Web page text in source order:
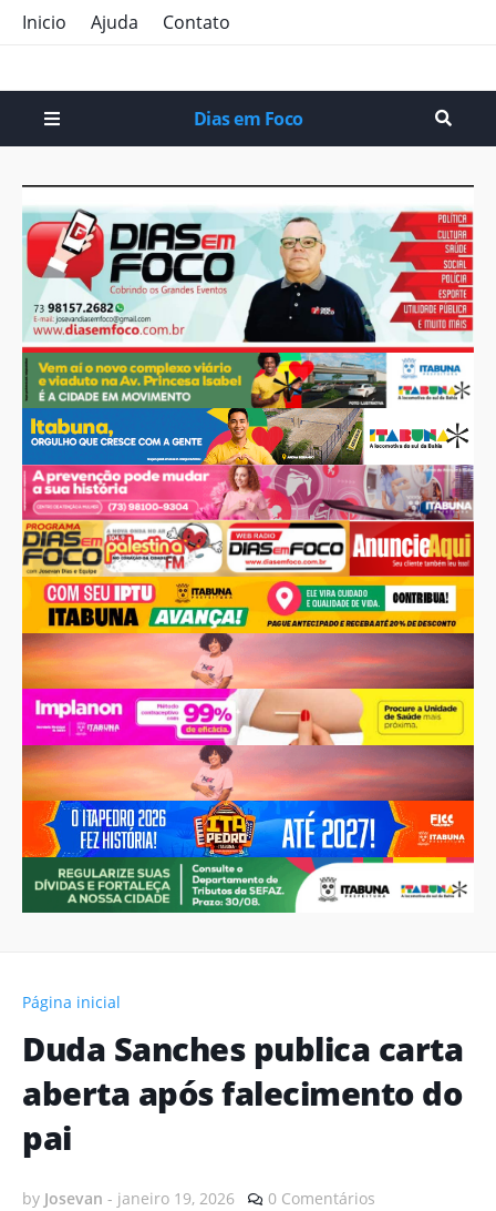
Inicio Ajuda Contato
Dias em Foco
Página inicial
Duda Sanches publica carta
aberta após falecimento do
pai
by Josevan - janeiro 19, 2026 0 Comentários